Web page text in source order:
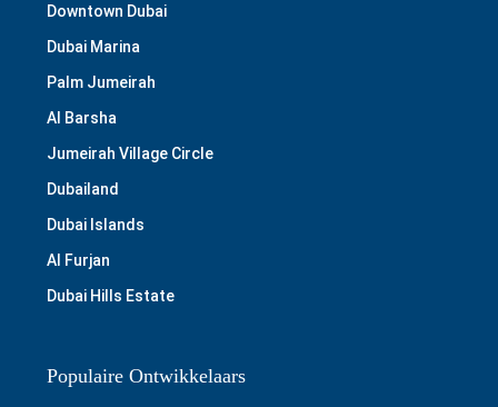
Downtown Dubai
Dubai Marina
Palm Jumeirah
Al Barsha
Jumeirah Village Circle
Dubailand
Dubai Islands
Al Furjan
Dubai Hills Estate
Populaire Ontwikkelaars